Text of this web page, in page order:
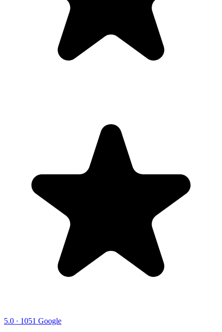
5.0 · 1051 Google